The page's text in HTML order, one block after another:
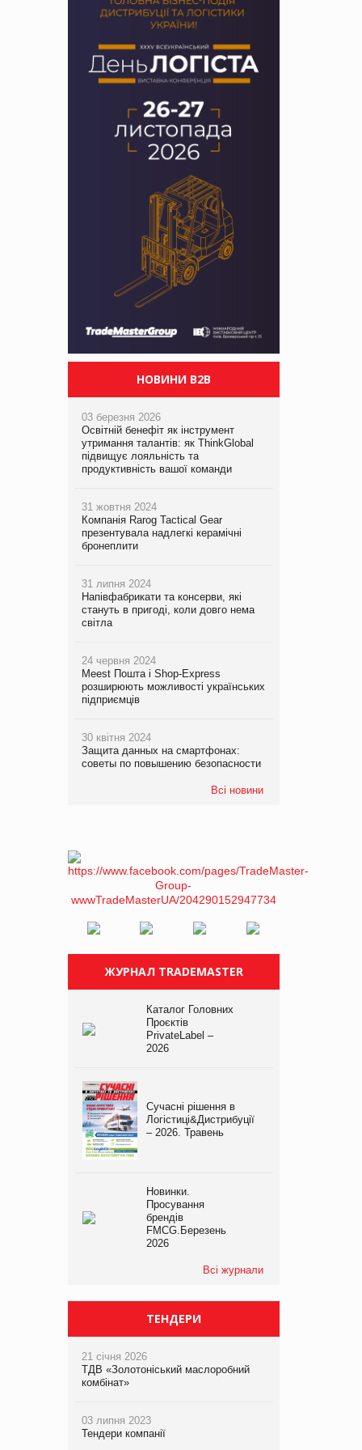
НОВИНИ B2B
03 березня 2026
Освітній бенефіт як інструмент
утримання талантів: як ThinkGlobal
підвищує лояльність та
продуктивність вашої команди
31 жовтня 2024
Компанія Rarog Tactical Gear
презентувала надлегкі керамічні
бронеплити
31 липня 2024
Напівфабрикати та консерви, які
стануть в пригоді, коли довго нема
світла
24 червня 2024
Meest Пошта і Shop-Express
розширюють можливості українських
підприємців
30 квітня 2024
Защита данных на смартфонах:
советы по повышению безопасности
Всі новини
ЖУРНАЛ TRADEMASTER
Каталог Головних
Проєктів
PrivateLabel –
2026
Сучасні рішення в
Логістиці&Дистрибуції
– 2026. Травень
Новинки.
Просування
брендів
FMCG.Березень
2026
Всі журнали
ТЕНДЕРИ
21 січня 2026
ТДВ «Золотоніський маслоробний
комбінат»
03 липня 2023
Тендери компанії